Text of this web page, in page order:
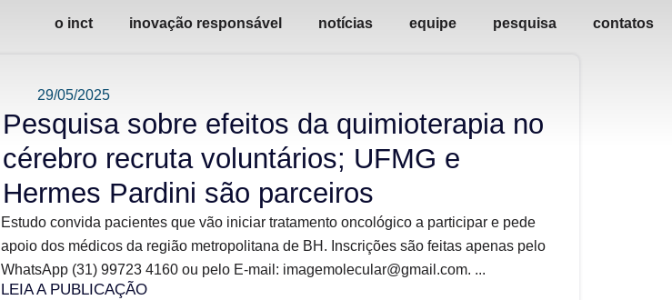
o inct inovação responsável notícias equipe pesquisa contatos
29/05/2025
Pesquisa sobre efeitos da quimioterapia no
cérebro recruta voluntários; UFMG e
Hermes Pardini são parceiros
Estudo convida pacientes que vão iniciar tratamento oncológico a participar e pede
apoio dos médicos da região metropolitana de BH. Inscrições são feitas apenas pelo
WhatsApp (31) 99723 4160 ou pelo E-mail: imagemolecular@gmail.com. ...
LEIA A PUBLICAÇÃO